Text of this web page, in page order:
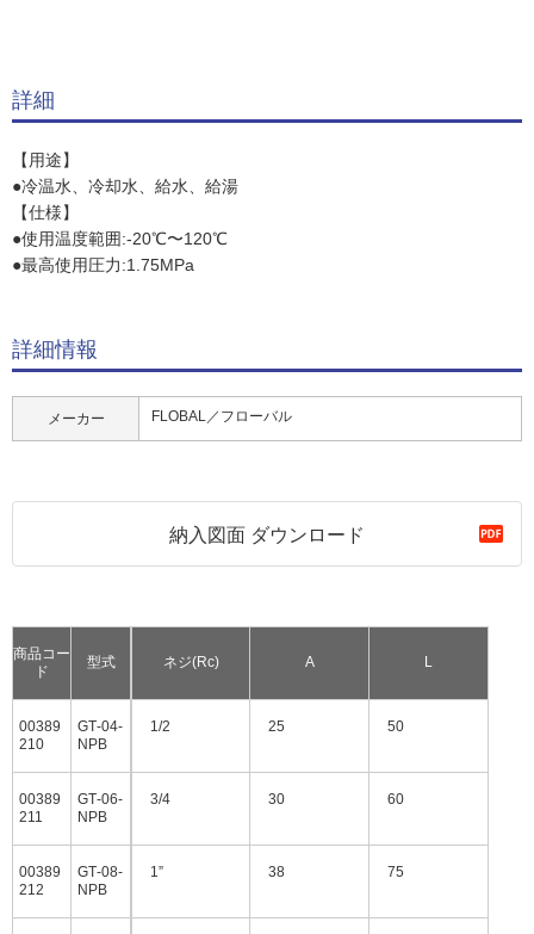
詳細
【用途】
●冷温水、冷却水、給水、給湯
【仕様】
●使用温度範囲:-20℃〜120℃
●最高使用圧力:1.75MPa
詳細情報
メーカー FLOBAL／フローバル
納入図面 ダウンロード
商品コー
ド
型式
00389
210
GT‐04‐
NPB
00389
211
GT‐06‐
NPB
00389
212
GT‐08‐
NPB
ネジ(Rc) A L
1/2 25 50
3/4 30 60
1” 38 75